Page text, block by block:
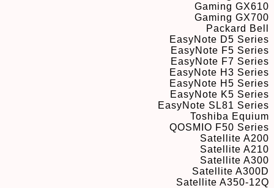
Gaming GX610
Gaming GX700
Packard Bell
EasyNote D5 Series
EasyNote F5 Series
EasyNote F7 Series
EasyNote H3 Series
EasyNote H5 Series
EasyNote K5 Series
EasyNote SL81 Series
Toshiba Equium
QOSMIO F50 Series
Satellite A200
Satellite A210
Satellite A300
Satellite A300D
Satellite A350-12Q